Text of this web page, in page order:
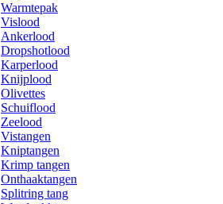
Warmtepak
Vislood
Ankerlood
Dropshotlood
Karperlood
Knijplood
Olivettes
Schuiflood
Zeelood
Vistangen
Kniptangen
Krimp tangen
Onthaaktangen
Splitring tang